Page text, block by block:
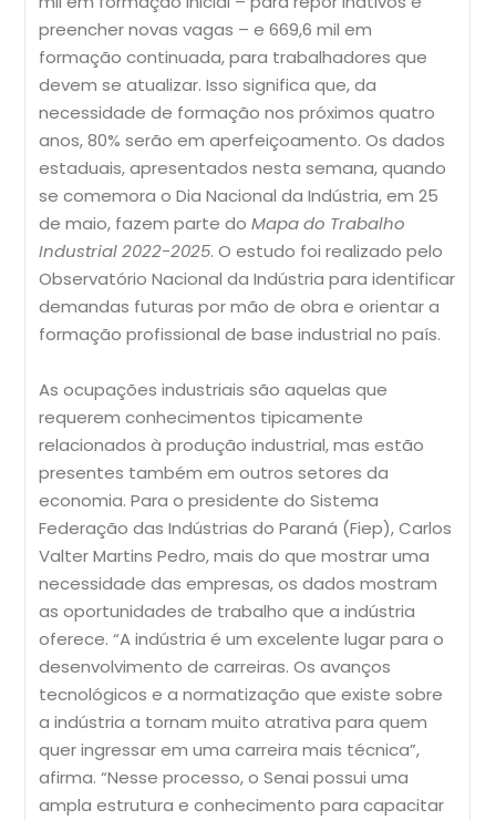
preencher novas vagas – e 669,6 mil em
formação continuada, para trabalhadores que
devem se atualizar. Isso significa que, da
necessidade de formação nos próximos quatro
anos, 80% serão em aperfeiçoamento.Os dados
estaduais, apresentados nesta semana, quando
se comemora o Dia Nacional da Indústria, em 25
de maio, fazem parte doMapa do Trabalho
Industrial 2022-2025. O estudo foi realizado pelo
Observatório Nacional da Indústria para identificar
demandas futuras por mão de obra e orientar a
formação profissional de base industrial no país.
As ocupações industriais são aquelas que
requerem conhecimentos tipicamente
relacionados à produção industrial, mas estão
presentes também em outros setores da
economia.Para o presidente do Sistema
Federação das Indústrias do Paraná (Fiep), Carlos
Valter Martins Pedro, mais do que mostrar uma
necessidade das empresas, os dados mostram
as oportunidades de trabalho que a indústria
oferece. “A indústria é um excelente lugar para o
desenvolvimento de carreiras. Os avanços
tecnológicos e a normatização que existe sobre
a indústria a tornam muito atrativa para quem
quer ingressar em uma carreira mais técnica”,
afirma. “Nesse processo, o Senai possui uma
ampla estrutura e conhecimento para capacitar